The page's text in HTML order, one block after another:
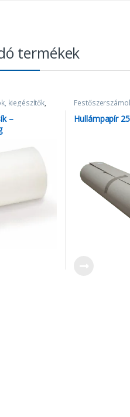
termékek
kiegészítők,
–
Takarópapír és
Hullámpapír